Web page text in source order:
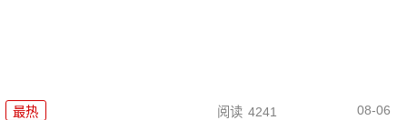
最热 阅读 4241 08-06